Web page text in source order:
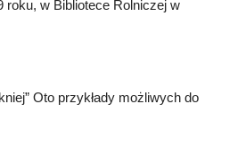
roku, w Bibliotece Rolniczej w
Oto przykłady możliwych do